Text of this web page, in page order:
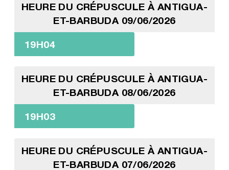
HEURE DU CRÉPUSCULE À ANTIGUA-
ET-BARBUDA 09/06/2026
19H04
HEURE DU CRÉPUSCULE À ANTIGUA-
ET-BARBUDA 08/06/2026
19H03
HEURE DU CRÉPUSCULE À ANTIGUA-
ET-BARBUDA 07/06/2026